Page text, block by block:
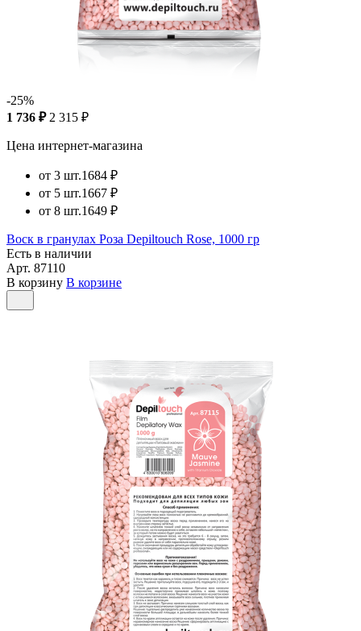
-25%
1 736 ₽ 2 315 ₽
Цена интернет-магазина
от 3 шт.1684 ₽
от 5 шт.1667 ₽
от 8 шт.1649 ₽
Воск в гранулах Роза Depiltouch Rose, 1000 гр
Есть в наличии
Арт. 87110
В корзину В корзине